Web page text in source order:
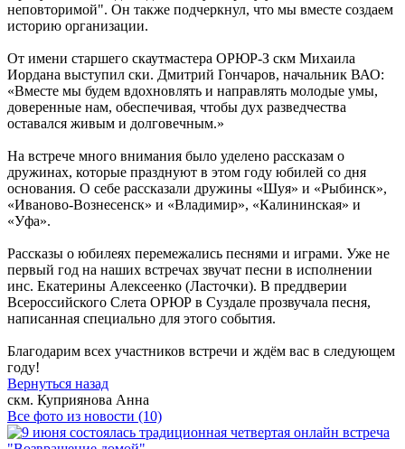
неповторимой". Он также подчеркнул, что мы вместе создаем
историю организации.
От имени старшего скаутмастера ОРЮР-З скм Михаила
Иордана выступил cки. Дмитрий Гончаров, начальник ВАО:
«Вместе мы будем вдохновлять и направлять молодые умы,
доверенные нам, обеспечивая, чтобы дух разведчества
оставался живым и долговечным.»
На встрече много внимания было уделено рассказам о
дружинах, которые празднуют в этом году юбилей со дня
основания. О себе рассказали дружины «Шуя» и «Рыбинск»,
«Иваново-Вознесенск» и «Владимир», «Калининская» и
«Уфа».
Рассказы о юбилеях перемежались песнями и играми. Уже не
первый год на наших встречах звучат песни в исполнении
инс. Екатерины Алексеенко (Ласточки). В преддверии
Всероссийского Слета ОРЮР в Суздале прозвучала песня,
написанная специально для этого события.
Благодарим всех участников встречи и ждём вас в следующем
году!
Вернуться назад
скм. Куприянова Анна
Все фото из новости (10)